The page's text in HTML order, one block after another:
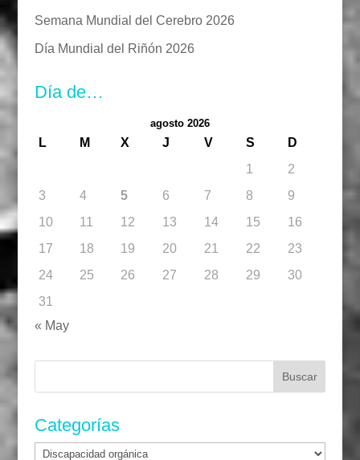
Semana Mundial del Cerebro 2026
Día Mundial del Riñón 2026
Día de…
agosto 2026
L M X J V S
D
1
2
3
4 5 6 7 8
9
10
11 12 13 14 15
16
17
18 19 20 21 22
23
24
25 26 27 28 29
30
31
« May
Buscar:
Categorías
Categorías